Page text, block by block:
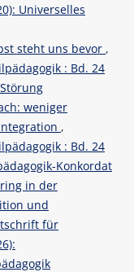
Universelles
steht uns bevor ,
: Bd. 24
weniger
,
: Bd. 24
Konkordat
in der
und
für